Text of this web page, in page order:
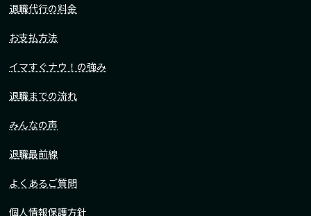
退職代行の料金
お支払方法
イマすぐナウ！の強み
退職までの流れ
みんなの声
退職最前線
よくあるご質問
個人情報保護方針